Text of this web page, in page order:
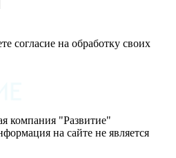
согласие на обработку своих
компания "Развитие"
на сайте не является